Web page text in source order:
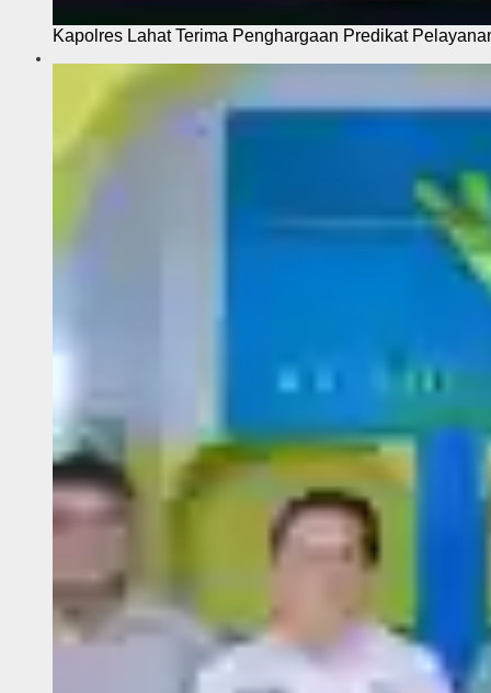
Kapolres Lahat Terima Penghargaan Predikat